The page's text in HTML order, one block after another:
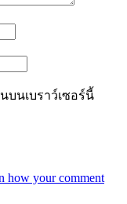
บนเบราว์เซอร์นี้
how your comment